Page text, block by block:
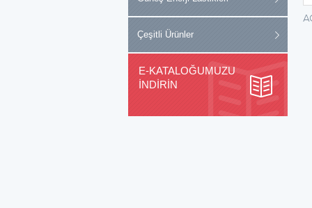
Çeşitli Ürünler
E-KATALOĞUMUZU
İNDİRİN